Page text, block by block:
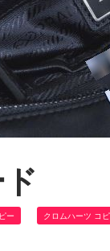
ー クロムハーツ コ